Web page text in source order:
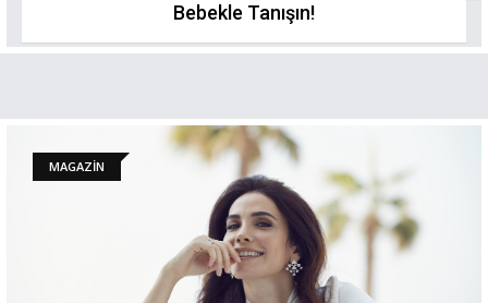
Bebekle Tanışın!
MAGAZİN